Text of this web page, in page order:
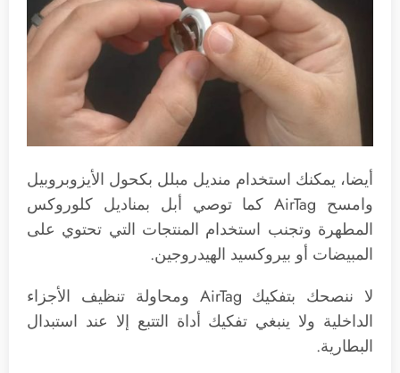
أيضا، يمكنك استخدام منديل مبلل بكحول الأيزوبروبيل
وامسح AirTag كما توصي أبل بمناديل كلوروكس
المطهرة وتجنب استخدام المنتجات التي تحتوي على
المبيضات أو بيروكسيد الهيدروجين.
لا ننصحك بتفكيك AirTag ومحاولة تنظيف الأجزاء
الداخلية ولا ينبغي تفكيك أداة التتبع إلا عند استبدال
البطارية.